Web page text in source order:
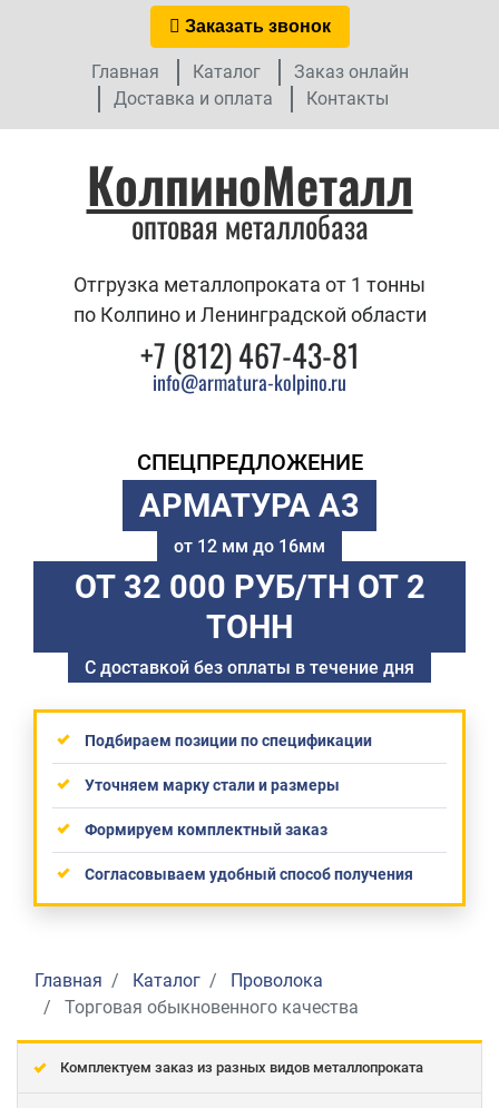
Заказать звонок
Главная Каталог
Заказ онлайн
Доставка и оплата
Контакты
КолпиноМеталл
оптовая металлобаза
Отгрузка металлопроката от 1 тонны
по Колпино и Ленинградской области
+7 (812) 467-43-81
info@armatura-kolpino.ru
СПЕЦПРЕДЛОЖЕНИЕ
АРМАТУРА А3
от 12 мм до 16мм
ОТ 32 000 РУБ/ТН ОТ 2
ТОНН
С доставкой без оплаты в течение дня
Подбираем позиции по спецификации
Уточняем марку стали и размеры
Формируем комплектный заказ
Согласовываем удобный способ получения
Главная Каталог
Проволока
Торговая обыкновенного качества
Комплектуем заказ из разных видов металлопроката